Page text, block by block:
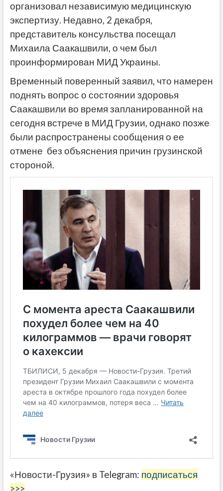
организовал независимую медицинскую
экспертизу. Недавно, 2 декабря,
представитель консульства посещал
Михаила Саакашвили, о чем был
проинформирован МИД Украины.
Временный поверенный заявил, что намерен
поднять вопрос о состоянии здоровья
Саакашвили во время запланированной на
сегодня встрече в МИД Грузии, однако позже
были распространены сообщения о ее
отмене без объяснения причин грузинской
стороной.
«Новости-Грузия» в Telegram: подписаться
>>>